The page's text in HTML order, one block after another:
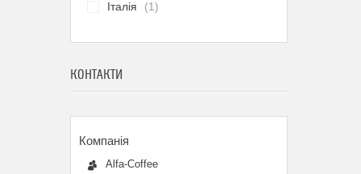
Італія
1
КОНТАКТИ
Alfa-Coffee